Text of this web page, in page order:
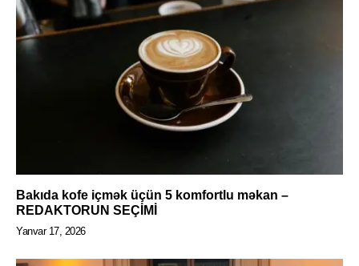
Bakıda kofe içmək üçün 5 komfortlu məkan –
REDAKTORUN SEÇİMİ
Yanvar 17, 2026